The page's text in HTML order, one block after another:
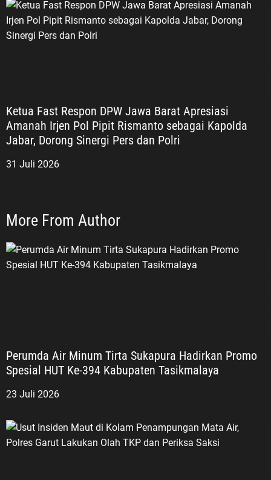
Ketua Fast Respon DPW Jawa Barat Apresiasi
Amanah Irjen Pol Pipit Rismanto sebagai Kapolda
Jabar, Dorong Sinergi Pers dan Polri
31 Juli 2026
More From Author
Perumda Air Minum Tirta Sukapura Hadirkan Promo
Spesial HUT Ke-394 Kabupaten Tasikmalaya
23 Juli 2026